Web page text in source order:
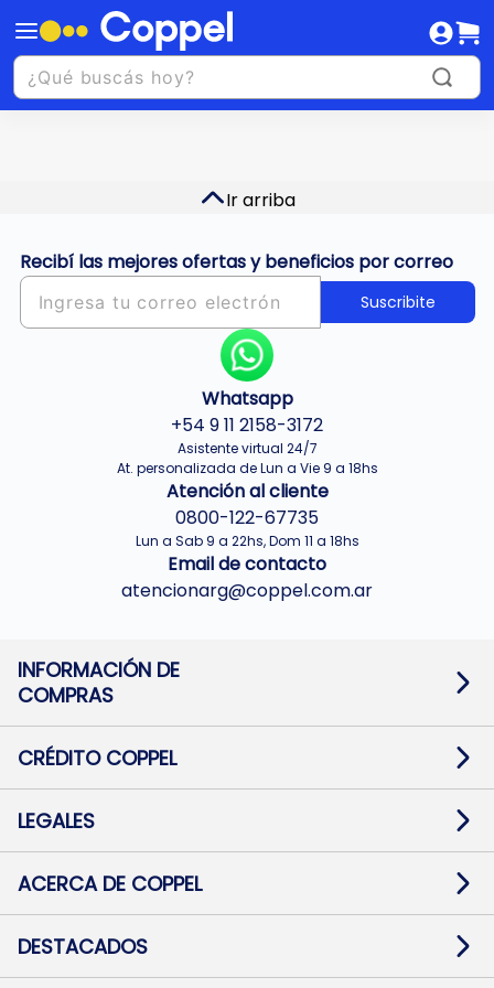
Ir arriba
Recibí las mejores ofertas y beneficios por correo
Suscribite
Whatsapp
+54 9 11 2158-3172
Asistente virtual 24/7
At. personalizada de Lun a Vie 9 a 18hs
Atención al cliente
0800-122-67735
Lun a Sab 9 a 22hs, Dom 11 a 18hs
Email de contacto
atencionarg@coppel.com.ar
INFORMACIÓN DE
COMPRAS
Términos y condiciones
Botón de arrepentimiento
Mapa de sitio
CRÉDITO COPPEL
Solicitar Crédito
Medios de Pago
Pago Fácil Online
LEGALES
Baja contratos
Defensa al consumidor CABA
ACERCA DE COPPEL
Trabajá con Nosotros
Preguntas Frecuentes
DESTACADOS